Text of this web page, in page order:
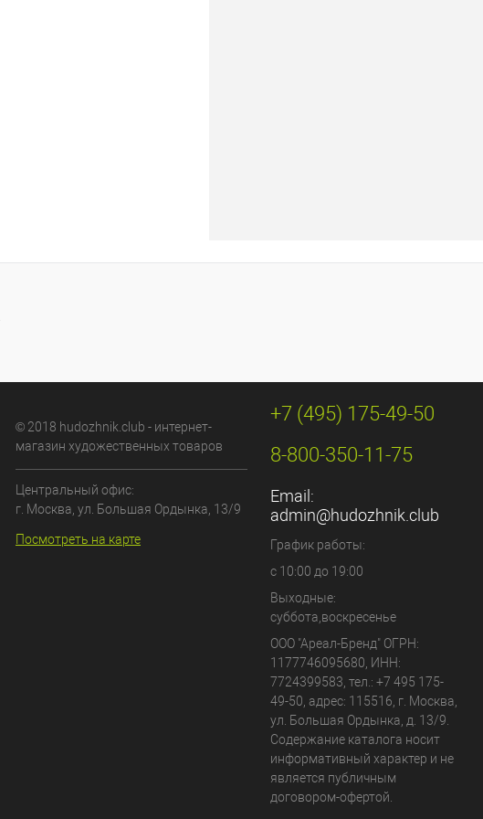
© 2018 hudozhnik.club - интернет-
магазин художественных товаров
Центральный офис:
г. Москва, ул. Большая Ордынка, 13/9
Посмотреть на карте
+7 (495) 175-49-50
8-800-350-11-75
Email:
admin@hudozhnik.club
График работы:
с 10:00 до 19:00
Выходные:
суббота,воскресенье
ООО "Ареал-Бренд" ОГРН:
1177746095680, ИНН:
7724399583, тел.: +7 495 175-
49-50, адрес: 115516, г. Москва,
ул. Большая Ордынка, д. 13/9.
Содержание каталога носит
информативный характер и не
является публичным
договором-офертой.